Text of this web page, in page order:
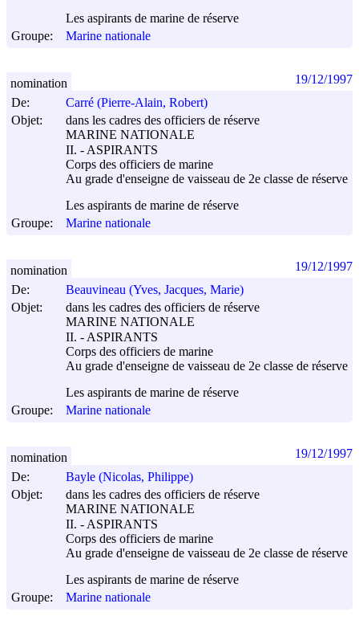
Les aspirants de marine de réserve
Groupe:
Marine nationale
De:
Carré (Pierre-Alain, Robert)
Objet:
dans les cadres des officiers de réserve
MARINE NATIONALE
II. - ASPIRANTS
Corps des officiers de marine
Au grade d'enseigne de vaisseau de 2e classe de réserve
Les aspirants de marine de réserve
Groupe:
Marine nationale
nomination 19/12/1997
De:
Beauvineau (Yves, Jacques, Marie)
Objet:
dans les cadres des officiers de réserve
MARINE NATIONALE
II. - ASPIRANTS
Corps des officiers de marine
Au grade d'enseigne de vaisseau de 2e classe de réserve
Les aspirants de marine de réserve
Groupe:
Marine nationale
nomination 19/12/1997
De:
Bayle (Nicolas, Philippe)
Objet:
dans les cadres des officiers de réserve
MARINE NATIONALE
II. - ASPIRANTS
Corps des officiers de marine
Au grade d'enseigne de vaisseau de 2e classe de réserve
Les aspirants de marine de réserve
Groupe:
Marine nationale
nomination 19/12/1997